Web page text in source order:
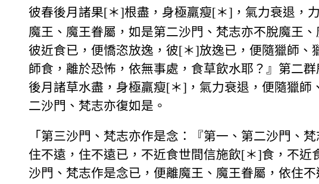
彼春後月諸果[＊]根盡，身極羸瘦[＊]，氣力衰退，力
魔王、魔王眷屬，如是第二沙門、梵志亦不脫魔王
彼近食已，便憍恣放逸，彼[＊]放逸已，便隨獵師
師食，離於恐怖，依無事處，食草飲水耶？』第二
後月諸草水盡，身極羸瘦[＊]，氣力衰退，便隨獵
二沙門、梵志亦復如是。
「第三沙門、梵志亦作是念：『第一、第二沙門、
住不遠，住不遠已，不近食世間信施飲[＊]食，不
沙門、梵志作是念已，便離魔王、魔王眷屬，依住